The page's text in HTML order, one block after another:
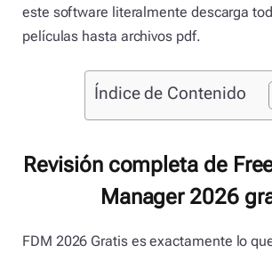
este software literalmente descarga
películas hasta archivos pdf.
Índice de Contenido
Revisión completa de
Manager 2026
FDM 2026 Gratis es exactamente lo